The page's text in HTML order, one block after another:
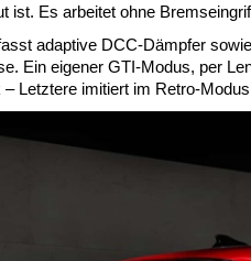
ist. Es arbeitet ohne
adaptive DCC-Dämpfer
Ein eigener GTI-Modus, per
– Letztere imitiert im Retro-